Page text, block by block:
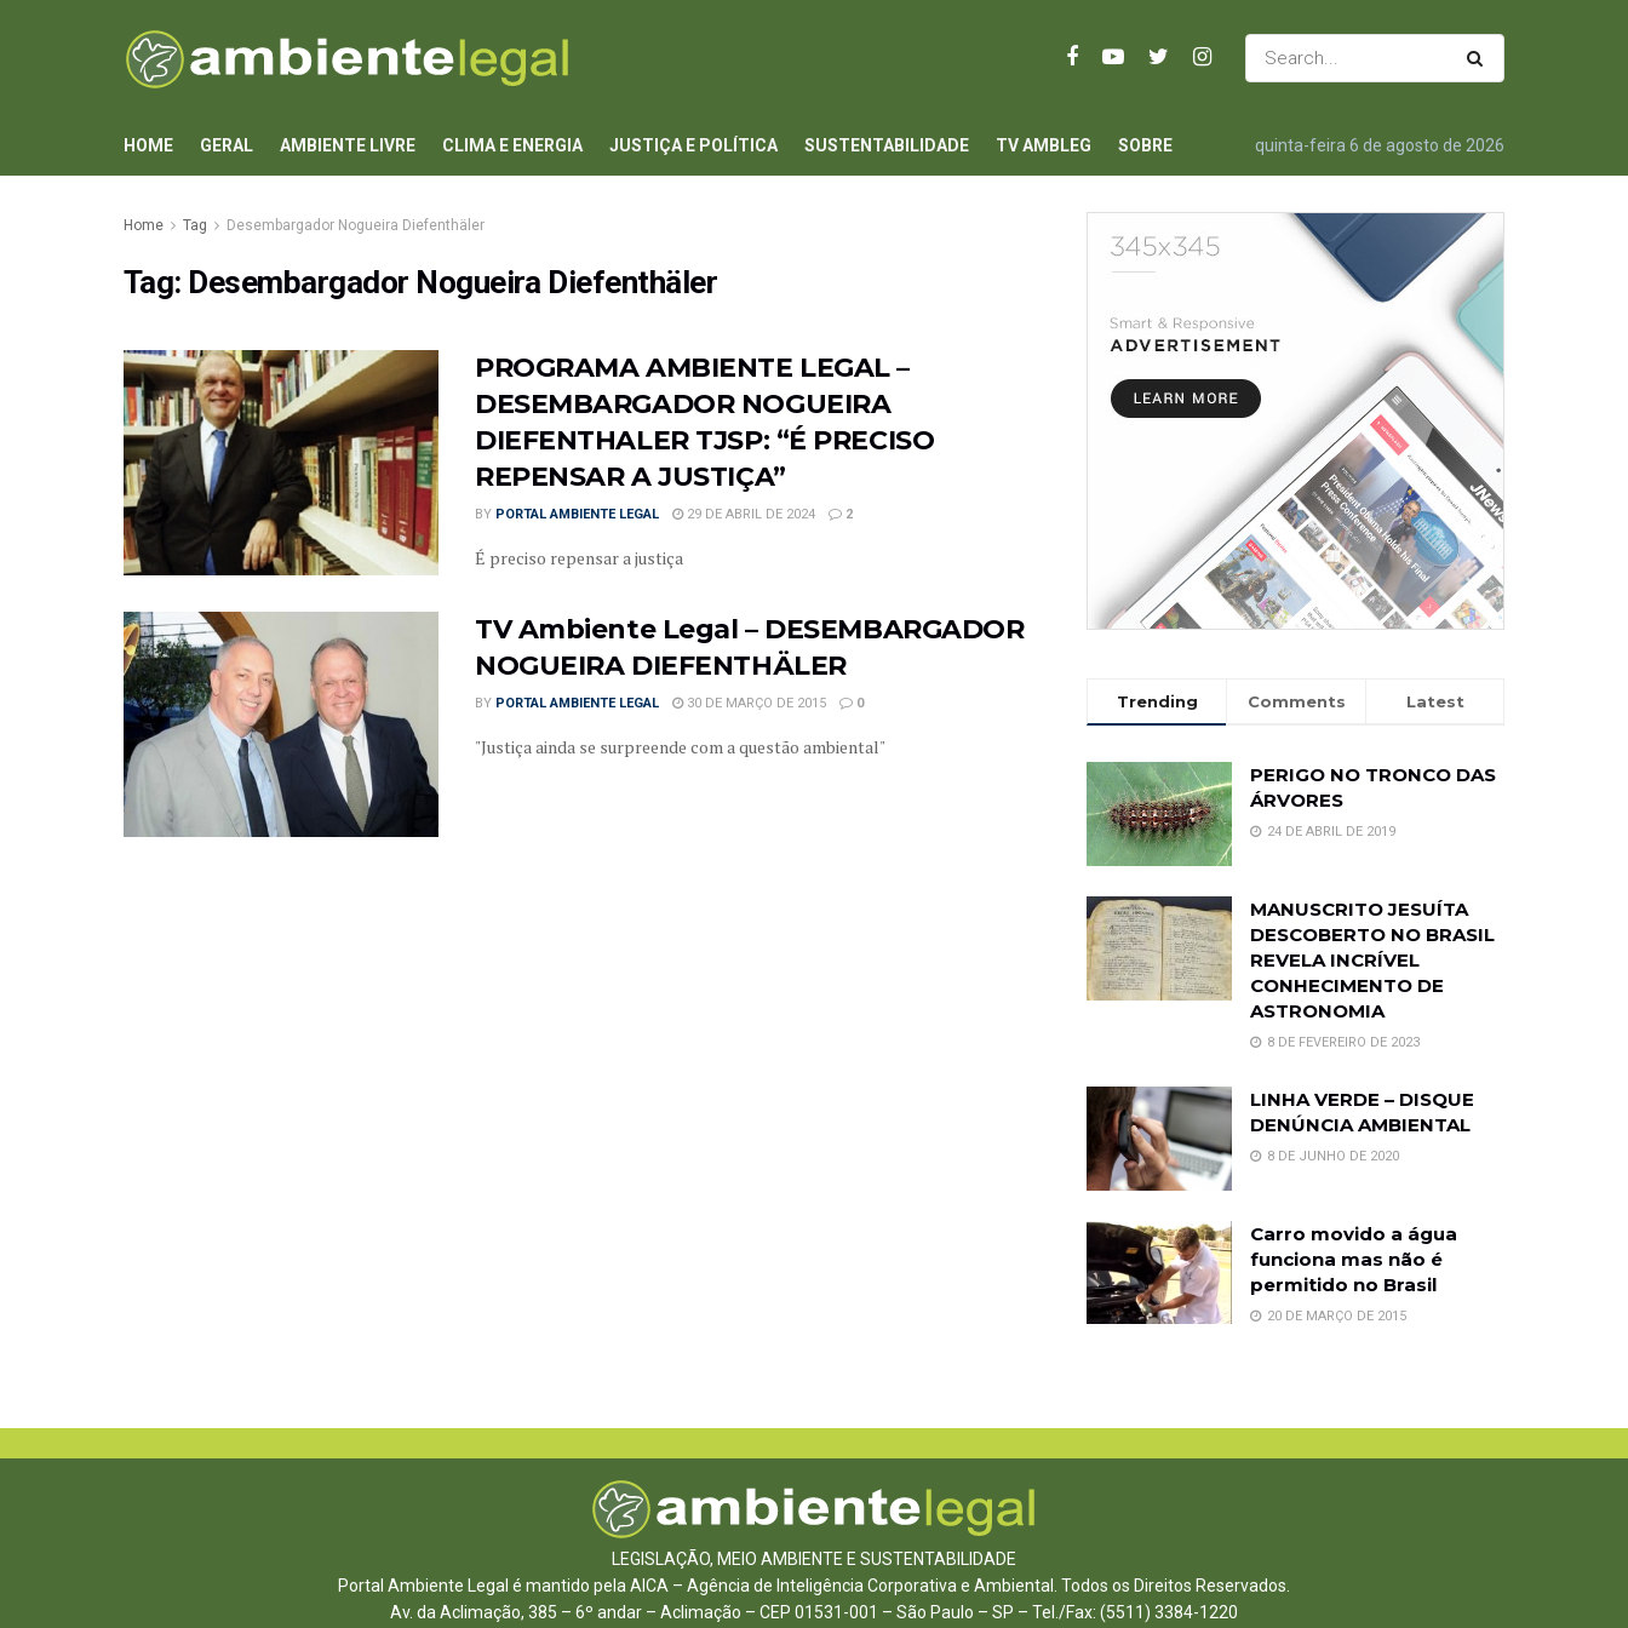
HOME GERAL AMBIENTE LIVRE CLIMA E ENERGIA JUSTIÇA E POLÍTICA SUSTENTABILIDADE TV AMBLEG SOBRE quinta-feira 6 de agosto de 2026
Home Tag Desembargador Nogueira Diefenthäler
Tag: Desembargador Nogueira Diefenthäler
PROGRAMA AMBIENTE LEGAL –
DESEMBARGADOR NOGUEIRA
DIEFENTHALER TJSP: “É PRECISO
REPENSAR A JUSTIÇA”
BY PORTAL AMBIENTE LEGAL 29 DE ABRIL DE 2024 2
É preciso repensar a justiça
TV Ambiente Legal – DESEMBARGADOR
NOGUEIRA DIEFENTHÄLER
BY PORTAL AMBIENTE LEGAL 30 DE MARÇO DE 2015 0
"Justiça ainda se surpreende com a questão ambiental"
Trending Comments Latest
PERIGO NO TRONCO DAS
ÁRVORES
24 DE ABRIL DE 2019
MANUSCRITO JESUÍTA
DESCOBERTO NO BRASIL
REVELA INCRÍVEL
CONHECIMENTO DE
ASTRONOMIA
8 DE FEVEREIRO DE 2023
LINHA VERDE – DISQUE
DENÚNCIA AMBIENTAL
8 DE JUNHO DE 2020
Carro movido a água
funciona mas não é
permitido no Brasil
20 DE MARÇO DE 2015
LEGISLAÇÃO, MEIO AMBIENTE E SUSTENTABILIDADE
Portal Ambiente Legal é mantido pela AICA – Agência de Inteligência Corporativa e Ambiental. Todos os Direitos Reservados.
Av. da Aclimação, 385 – 6º andar – Aclimação – CEP 01531-001 – São Paulo – SP – Tel./Fax: (5511) 3384-1220